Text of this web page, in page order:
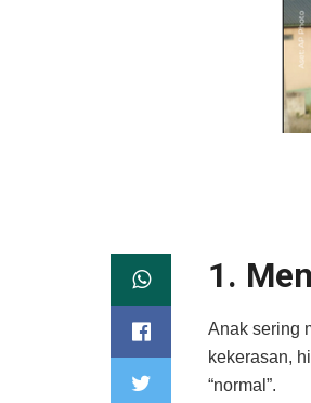
1.
Anak sering
kekerasan,
“normal”.